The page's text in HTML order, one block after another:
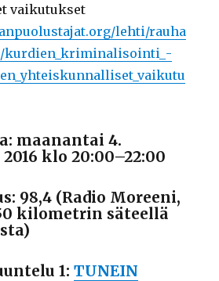
vaikutukset
lehti/rauha
kurdien_kriminalisointi_-
maanantai 4.
klo 20:00–22:00
98,4 (Radio Moreeni,
kilometrin säteellä
1:TUNEIN